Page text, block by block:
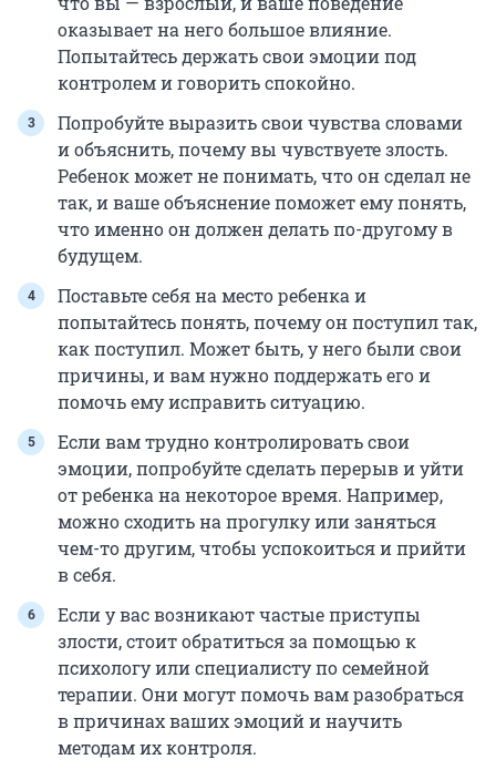
оказывает на него большое влияние.
Попытайтесь держать свои эмоции под
контролем и говорить спокойно.
Попробуйте выразить свои чувства словами
и объяснить, почему вы чувствуете злость.
Ребенок может не понимать, что он сделал не
так, и ваше объяснение поможет ему понять,
что именно он должен делать по-другому в
будущем.
Поставьте себя на место ребенка и
попытайтесь понять, почему он поступил так,
как поступил. Может быть, у него были свои
причины, и вам нужно поддержать его и
помочь ему исправить ситуацию.
Если вам трудно контролировать свои
эмоции, попробуйте сделать перерыв и уйти
от ребенка на некоторое время. Например,
можно сходить на прогулку или заняться
чем-то другим, чтобы успокоиться и прийти
в себя.
Если у вас возникают частые приступы
злости, стоит обратиться за помощью к
психологу или специалисту по семейной
терапии. Они могут помочь вам разобраться
в причинах ваших эмоций и научить
методам их контроля.